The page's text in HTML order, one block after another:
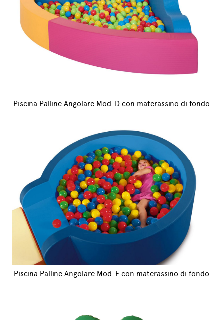
Piscina Palline Angolare Mod. D con materassino di fondo
Piscina Palline Angolare Mod. E con materassino di fondo